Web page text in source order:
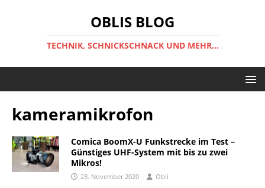
OBLIS BLOG
TECHNIK, SCHNICKSCHNACK UND MEHR...
kameramikrofon
Comica BoomX-U Funkstrecke im Test –
Günstiges UHF-System mit bis zu zwei
Mikros!
23. November 2020 Obli